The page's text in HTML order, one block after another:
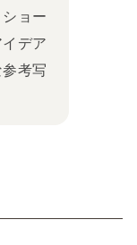
ョー
デア
考写